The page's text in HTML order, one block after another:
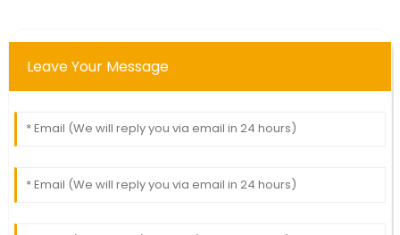
Leave Your Message